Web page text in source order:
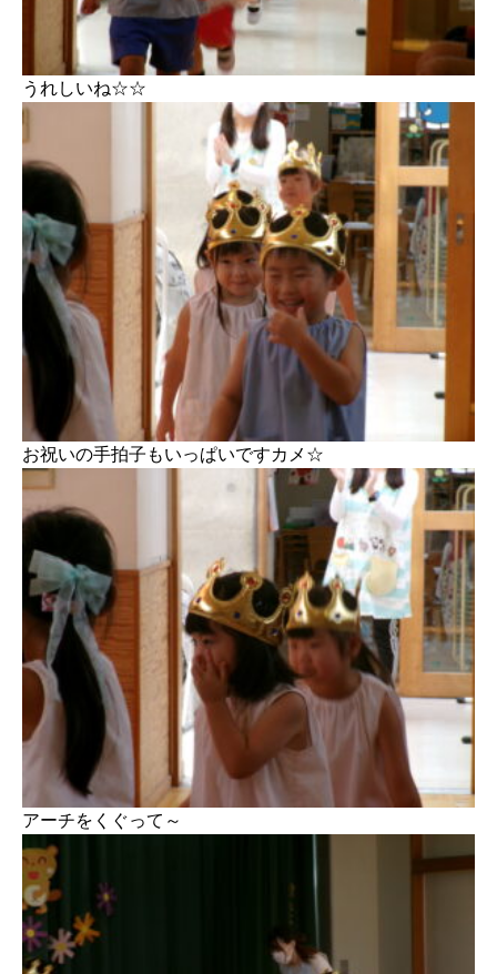
うれしいね☆☆
お祝いの手拍子もいっぱいですカメ☆
アーチをくぐって～